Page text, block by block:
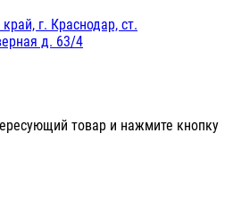
г. Краснодар, ст.
д. 63/4
товар и нажмите кнопку